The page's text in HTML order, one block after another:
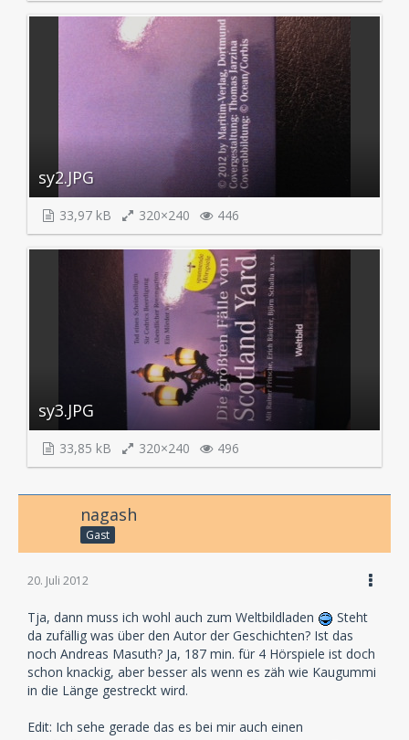
sy2.JPG
33,97 kB 320×240 446
sy3.JPG
33,85 kB 320×240 496
nagash
Gast
20. Juli 2012
Tja, dann muss ich wohl auch zum Weltbildladen
Steht
da zufällig was über den Autor der Geschichten? Ist das
noch Andreas Masuth? Ja, 187 min. für 4 Hörspiele ist doch
schon knackig, aber besser als wenn es zäh wie Kaugummi
in die Länge gestreckt wird.
Edit: Ich sehe gerade das es bei mir auch einen